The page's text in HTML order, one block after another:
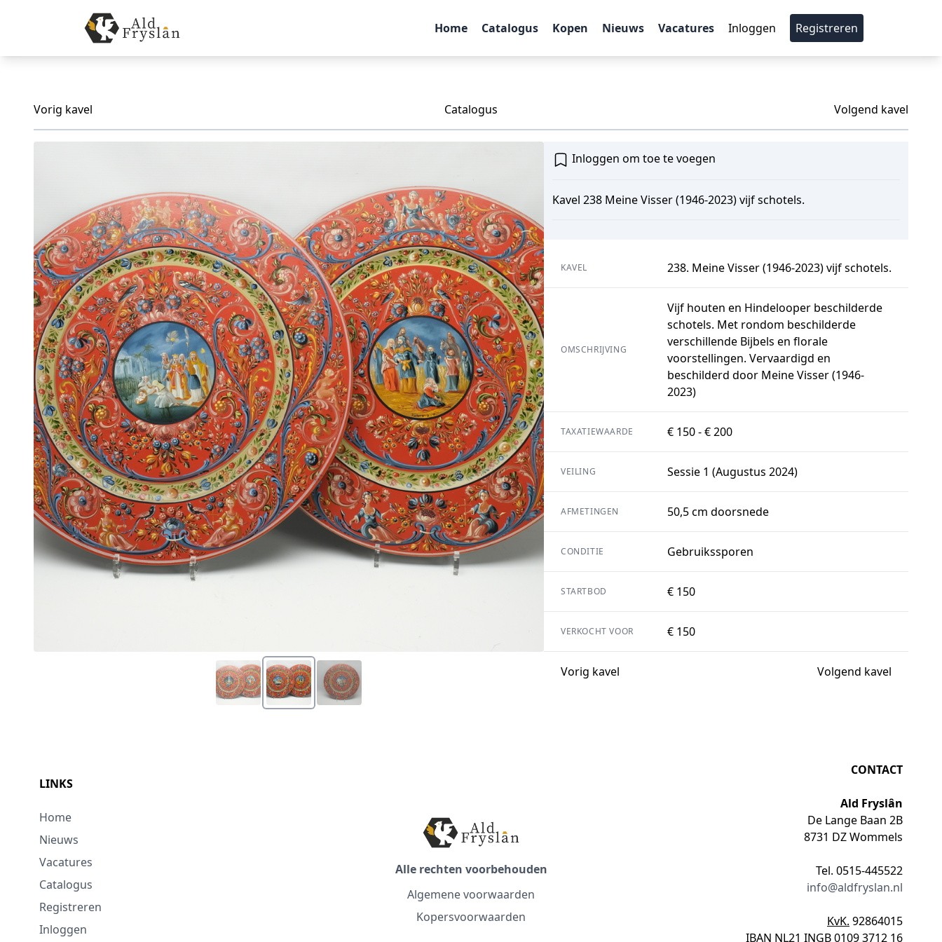
Home Catalogus Kopen Nieuws Vacatures Inloggen Registreren
Vorig kavel Catalogus Volgend kavel
Inloggen om toe te voegen
Kavel 238 Meine Visser (1946-2023) vijf schotels.
KAVEL 238. Meine Visser (1946-2023) vijf schotels.
OMSCHRIJVING
Vijf houten en Hindelooper beschilderde
schotels. Met rondom beschilderde
verschillende Bijbels en florale
voorstellingen. Vervaardigd en
beschilderd door Meine Visser (1946-
2023)
TAXATIEWAARDE € 150 - € 200
VEILING Sessie 1 (Augustus 2024)
AFMETINGEN 50,5 cm doorsnede
CONDITIE Gebruikssporen
STARTBOD € 150
VERKOCHT VOOR € 150
Vorig kavel Volgend kavel
LINKS
Home
Nieuws
Vacatures
Catalogus
Registreren
Inloggen
Alle rechten voorbehouden
Algemene voorwaarden
Kopersvoorwaarden
CONTACT
Ald Fryslân
De Lange Baan 2B
8731 DZ Wommels
Tel. 0515-445522
info@aldfryslan.nl
KvK. 92864015
IBAN NL21 INGB 0109 3712 16